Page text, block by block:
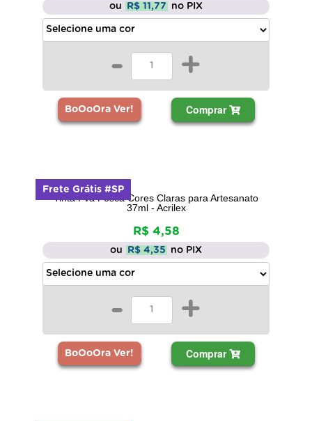
ou R$ 11,77 no PIX
- +
BoOoOra Ver! Comprar
Tinta Pva Fosca Cores Claras para Artesanato
37ml - Acrilex
R$ 4,58
ou R$ 4,35 no PIX
- +
BoOoOra Ver! Comprar
Frete Grátis #SP